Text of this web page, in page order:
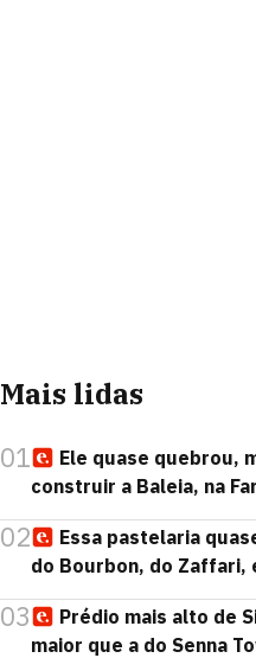
Mais lidas
01
Ele quase quebrou,
construir a Baleia, na
02
Essa pastelaria
do Bourbon, do Zaffari,
03
Prédio mais alto de
maior que a do Senna